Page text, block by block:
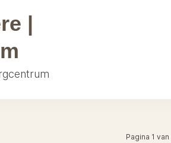
|
Pagina 1 van